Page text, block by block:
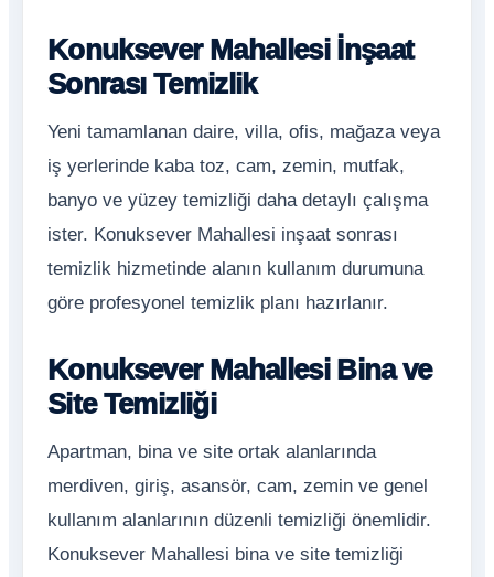
Konuksever Mahallesi İnşaat
Sonrası Temizlik
Yeni tamamlanan daire, villa, ofis, mağaza veya
iş yerlerinde kaba toz, cam, zemin, mutfak,
banyo ve yüzey temizliği daha detaylı çalışma
ister. Konuksever Mahallesi inşaat sonrası
temizlik hizmetinde alanın kullanım durumuna
göre profesyonel temizlik planı hazırlanır.
Konuksever Mahallesi Bina ve
Site Temizliği
Apartman, bina ve site ortak alanlarında
merdiven, giriş, asansör, cam, zemin ve genel
kullanım alanlarının düzenli temizliği önemlidir.
Konuksever Mahallesi bina ve site temizliği